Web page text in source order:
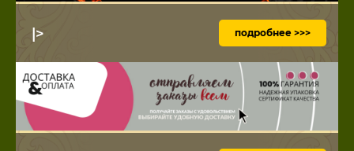
|> подробнее >>>